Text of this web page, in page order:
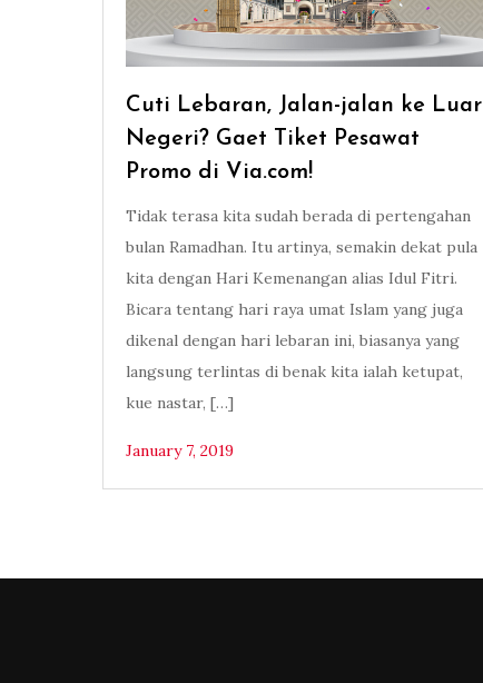
Cuti Lebaran, Jalan-jalan ke Luar
Negeri? Gaet Tiket Pesawat
Promo di Via.com!
Tidak terasa kita sudah berada di pertengahan
bulan Ramadhan. Itu artinya, semakin dekat pula
kita dengan Hari Kemenangan alias Idul Fitri.
Bicara tentang hari raya umat Islam yang juga
dikenal dengan hari lebaran ini, biasanya yang
langsung terlintas di benak kita ialah ketupat,
kue nastar, […]
January 7, 2019